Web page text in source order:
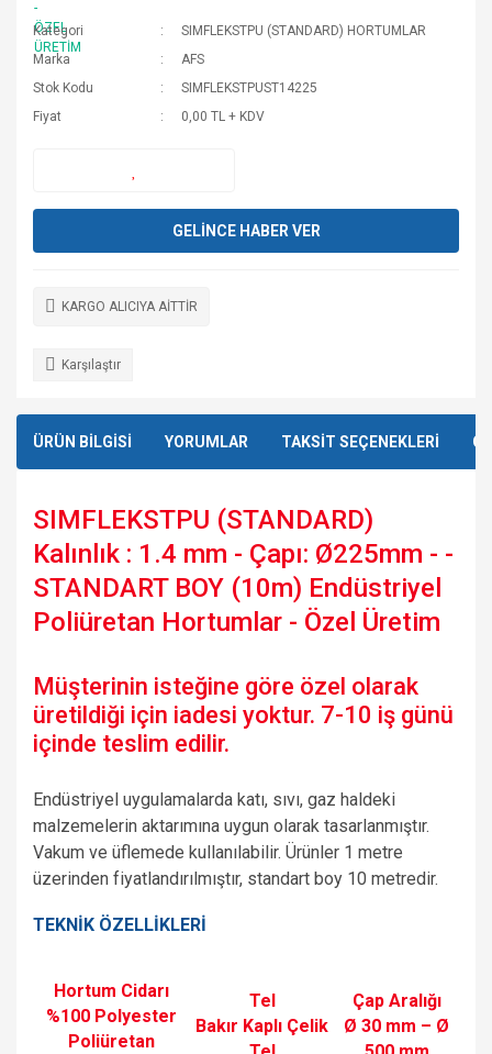
Kategori
SIMFLEKSTPU (STANDARD) HORTUMLAR
Marka
AFS
Stok Kodu
SIMFLEKSTPUST14225
Fiyat
0,00 TL + KDV
GELİNCE HABER VER
KARGO ALICIYA AİTTİR
Karşılaştır
ÜRÜN BİLGİSİ YORUMLAR TAKSİT SEÇENEKLERİ
SIMFLEKSTPU (STANDARD)
Kalınlık : 1.4 mm - Çapı: Ø225mm - -
STANDART BOY (10m) Endüstriyel
Poliüretan Hortumlar - Özel Üretim
Müşterinin isteğine göre özel olarak
üretildiği için iadesi yoktur. 7-10 iş günü
içinde teslim edilir.
Endüstriyel uygulamalarda katı, sıvı, gaz haldeki
malzemelerin aktarımına uygun olarak tasarlanmıştır.
Vakum ve üflemede kullanılabilir. Ürünler 1 metre
üzerinden fiyatlandırılmıştır, standart boy 10 metredir.
TEKNİK ÖZELLİKLERİ
Hortum Cidarı
%100 Polyester
Poliüretan
Tel
Bakır Kaplı Çelik
Çap Aralığı
Ø 30 mm – Ø